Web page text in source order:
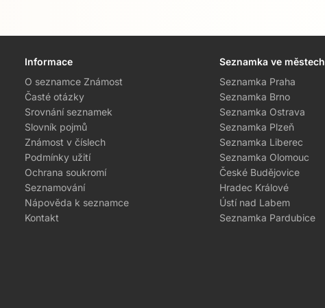
Přejít na hlavní obsah
Informace
O seznamce Známost
Časté otázky
Srovnání seznamek
Slovník pojmů
Známost v číslech
Podmínky užití
Ochrana soukromí
Seznamování
Nápověda k seznamce
Kontakt
Seznamka ve městech
Seznamka Praha
Seznamka Brno
Seznamka Ostrava
Seznamka Plzeň
Seznamka Liberec
Seznamka Olomouc
České Budějovice
Hradec Králové
Ústí nad Labem
Seznamka Pardubice